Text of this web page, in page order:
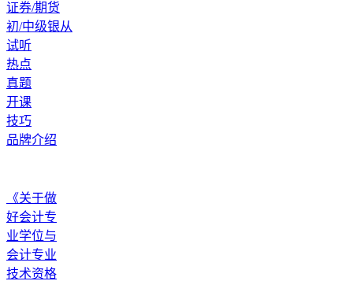
证券/期货
初/中级银从
试听
热点
真题
开课
技巧
品牌介绍
《关于做
好会计专
业学位与
会计专业
技术资格